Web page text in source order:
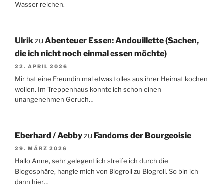
Wasser reichen.
Ulrikzu Abenteuer Essen: Andouillette (Sachen,
die ich nicht noch einmal essen möchte)
22. APRIL 2026
Mir hat eine Freundin mal etwas tolles aus ihrer Heimat kochen
wollen. Im Treppenhaus konnte ich schon einen
unangenehmen Geruch…
Eberhard / Aebbyzu Fandoms der Bourgeoisie
29. MÄRZ 2026
Hallo Anne, sehr gelegentlich streife ich durch die
Blogosphäre, hangle mich von Blogroll zu Blogroll. So bin ich
dann hier…